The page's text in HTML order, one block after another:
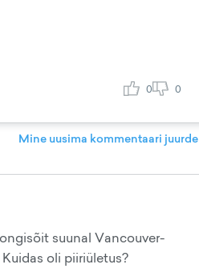
0 0
Mine uusima kommentaari juurde
suunal Vancouver-
oli piiriületus?